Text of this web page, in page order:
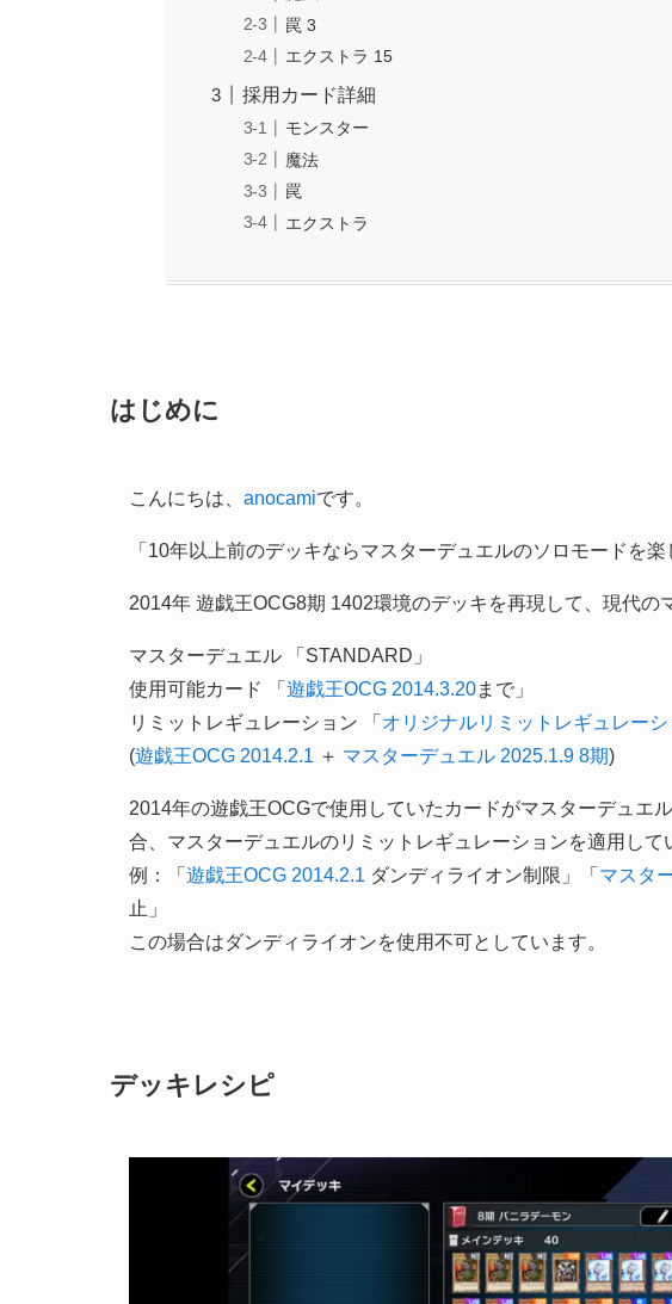
罠 3
エクストラ 15
採用カード詳細
モンスター
魔法
罠
エクストラ
はじめに
こんにちは、 anocamiです。
「10年以上前のデッキならマスターデュエルのソロモードを楽
2014年 遊戯王OCG8期 1402環境のデッキを再現して、現代の
マスターデュエル 「STANDARD」
使用可能カード 「 遊戯王OCG 2014.3.20まで」
リミットレギュレーション 「 オリジナルリミットレギュレー
(遊戯王OCG 2014.2.1 ＋ マスターデュエル 2025.1.9 8期)
2014年の遊戯王OCGで使用していたカードがマスターデュエ
合、マスターデュエルのリミットレギュレーションを適用して
例：「 遊戯王OCG 2014.2.1 ダンディライオン制限」「 マスタ
止」
この場合はダンディライオンを使用不可としています。
デッキレシピ